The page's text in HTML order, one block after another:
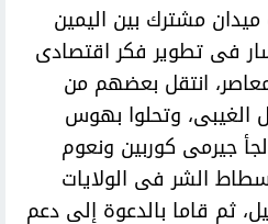
ميدان مشترك بين اليمين
فى تطوير فكر اقتصادى
انتقل بعضهم من
الغيبى، وتحلوا بهوس
جيرمى كوربين ونعوم
الشر فى الولايات
ثم قاما بالدعوة إلى دعم